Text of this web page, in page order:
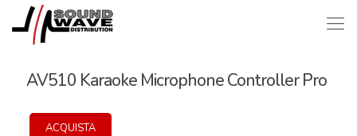
AV510 Karaoke Microphone Controller Pro
ACQUISTA